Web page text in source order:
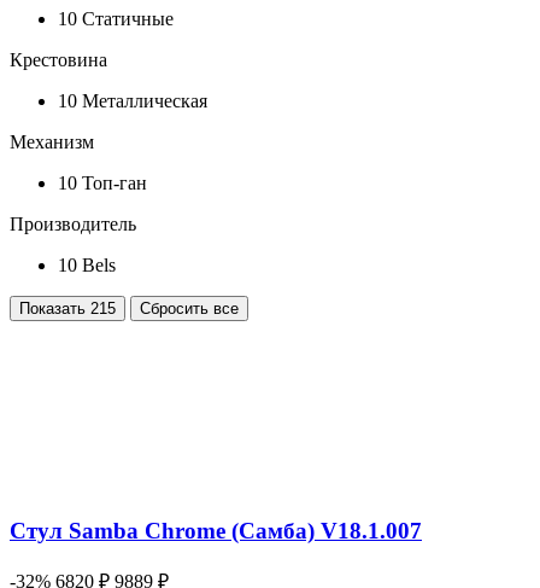
10 Статичные
Крестовина
10 Металлическая
Механизм
10 Топ-ган
Производитель
10 Bels
Показать 215 Сбросить все
Стул Samba Chrome (Самба) V18.1.007
-32% 6820 ₽ 9889 ₽